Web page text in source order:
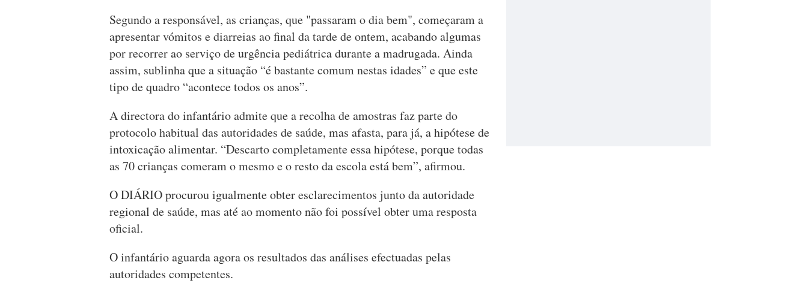
Segundo a responsável, as crianças, que "passaram o dia bem", começaram a
apresentar vómitos e diarreias ao final da tarde de ontem, acabando algumas
por recorrer ao serviço de urgência pediátrica durante a madrugada. Ainda
assim, sublinha que a situação “é bastante comum nestas idades” e que este
tipo de quadro “acontece todos os anos”.
A directora do infantário admite que a recolha de amostras faz parte do
protocolo habitual das autoridades de saúde, mas afasta, para já, a hipótese de
intoxicação alimentar. “Descarto completamente essa hipótese, porque todas
as 70 crianças comeram o mesmo e o resto da escola está bem”, afirmou.
O DIÁRIO procurou igualmente obter esclarecimentos junto da autoridade
regional de saúde, mas até ao momento não foi possível obter uma resposta
oficial.
O infantário aguarda agora os resultados das análises efectuadas pelas
autoridades competentes.